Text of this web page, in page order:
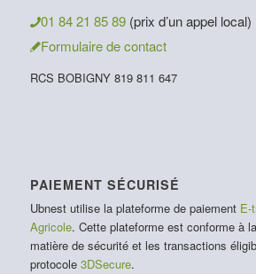
01 84 21 85 89 (prix d’un appel local)
Formulaire de contact
RCS BOBIGNY 819 811 647
PAIEMENT SÉCURISÉ
Ubnest utilise la plateforme de paiement E-
Agricole. Cette plateforme est conforme à
matière de sécurité et les transactions
protocole 3DSecure.